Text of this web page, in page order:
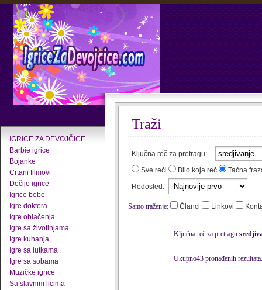
IGRICE ZA DEVOJČICE
Barbie igrice
Bojanke
Crtani filmovi
Dečije igrice
Igrice bebe
Igre doktora
Igre oblačenja
Igre sa životinjama
Igre kuhanja
Igre sa lutkama
Igre sa sobama
Muzičke igrice
Sa slavnim licima
Traži
Ključna reč za pretragu:
Sve reči
Bilo koja reč
Tačna
Redosled:
Samo traženje: Članci Linkovi
Ključna reč za pretragu
Ukupno43 pronađenih rezultata.